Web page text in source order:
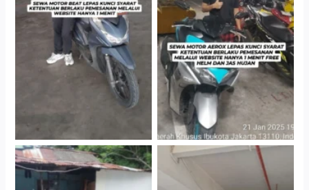
Cityplaza Jatinegara
Gedung Parkir P6A
Cityplaza Jatinegara
Gedung Parkir P6A